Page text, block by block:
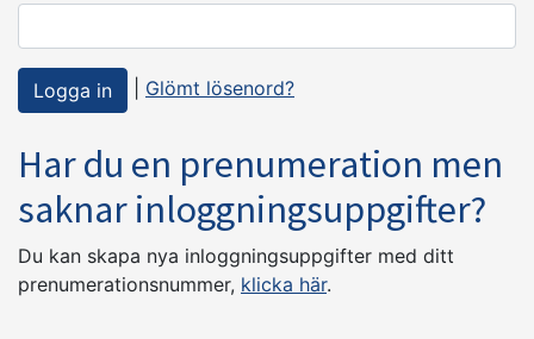
Glömt lösenord?
Har du en prenumeration men
saknar inloggningsuppgifter?
Du kan skapa nya inloggningsuppgifter med ditt
prenumerationsnummer, klicka här.